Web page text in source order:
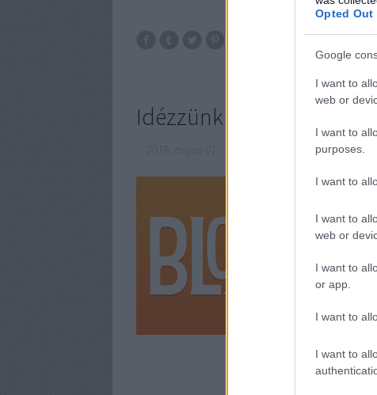
Opted Out
Google
I want to
web or
I want to
purposes.
I want to
I want to
web or
I want to
or app.
I want to
I want to
Idézzünk!
Egyesek
kocsiját?
Mindnyájan